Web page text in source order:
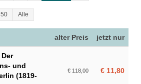
50 Alle
alter Preis jetzt nur
und
(1819-
€ 118,00 € 11,80